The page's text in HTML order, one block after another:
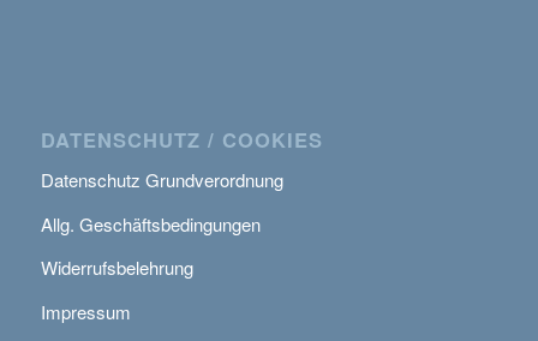
DATENSCHUTZ / COOKIES
Datenschutz Grundverordnung
Allg. Geschäftsbedingungen
Widerrufsbelehrung
Impressum